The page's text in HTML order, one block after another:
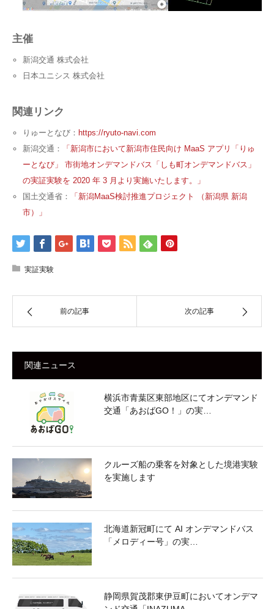
主催
新潟交通 株式会社
日本ユニシス 株式会社
関連リンク
りゅーとなび： https://ryuto-navi.com
新潟交通：
「新潟市において新潟市住民向け MaaS アプリ「りゅ
ーとなび」 市街地オンデマンドバス「しも町オンデマンドバス」
の実証実験を 2020 年 3 月より実施いたします。」
国土交通省：
「新潟MaaS検討推進プロジェクト （新潟県 新潟
市）」
実証実験
前の記事 次の記事
関連ニュース
横浜市青葉区東部地区にてオンデマンド
交通「あおばGO！」の実…
クルーズ船の乗客を対象とした境港実験
を実施します
北海道新冠町にて AI オンデマンドバス
「メロディー号」の実…
静岡県賀茂郡東伊豆町においてオンデマ